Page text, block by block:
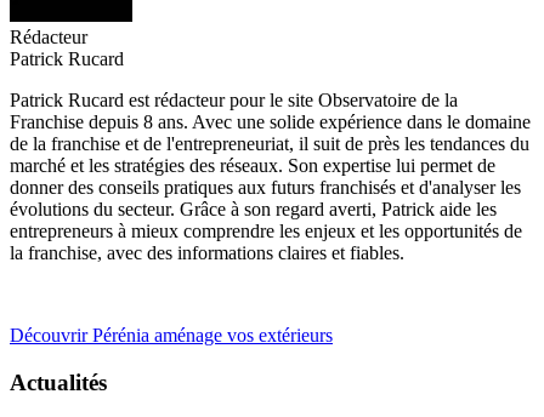
Rédacteur
Patrick Rucard
Patrick Rucard est rédacteur pour le site Observatoire de la
Franchise depuis 8 ans. Avec une solide expérience dans le domaine
de la franchise et de l'entrepreneuriat, il suit de près les tendances du
marché et les stratégies des réseaux. Son expertise lui permet de
donner des conseils pratiques aux futurs franchisés et d'analyser les
évolutions du secteur. Grâce à son regard averti, Patrick aide les
entrepreneurs à mieux comprendre les enjeux et les opportunités de
la franchise, avec des informations claires et fiables.
Découvrir Pérénia aménage vos extérieurs
Actualités